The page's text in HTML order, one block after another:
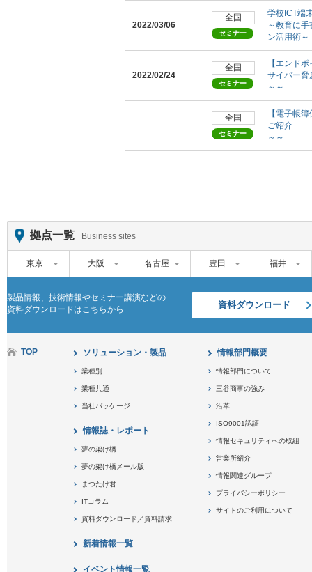
2022/03/06
全国
セミナー
学校ICT端
～教育に
ン活用術～
2022/02/24
全国
セミナー
【エンド
サイバー脅
～～
全国
セミナー
【電子帳
ご紹介
～～
拠点一覧 Business sites
東京 大阪 名古屋 豊田 福井
製品情報、技術情報やセミナー講演などの
資料ダウンロードはこちらから
資料ダウンロード
TOP ソリューション・製品
業種別
業種共通
当社パッケージ
情報誌・レポート
夢の架け橋
夢の架け橋メール版
まつたけ君
ITコラム
資料ダウンロード／資料請求
新着情報一覧
イベント情報一覧
情報部門概要
情報部門について
三谷商事の強み
沿革
ISO9001認証
情報セキュリティへの取組
営業所紹介
情報関連グループ
プライバシーポリシー
サイトのご利用について